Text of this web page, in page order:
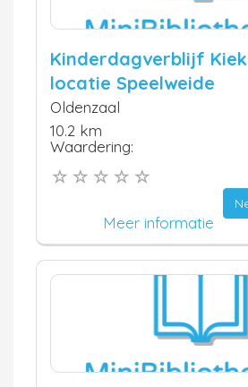
Kinderdagverblijf
locatie Speelweide
Oldenzaal
10.2 km
Waardering:
Meer informatie